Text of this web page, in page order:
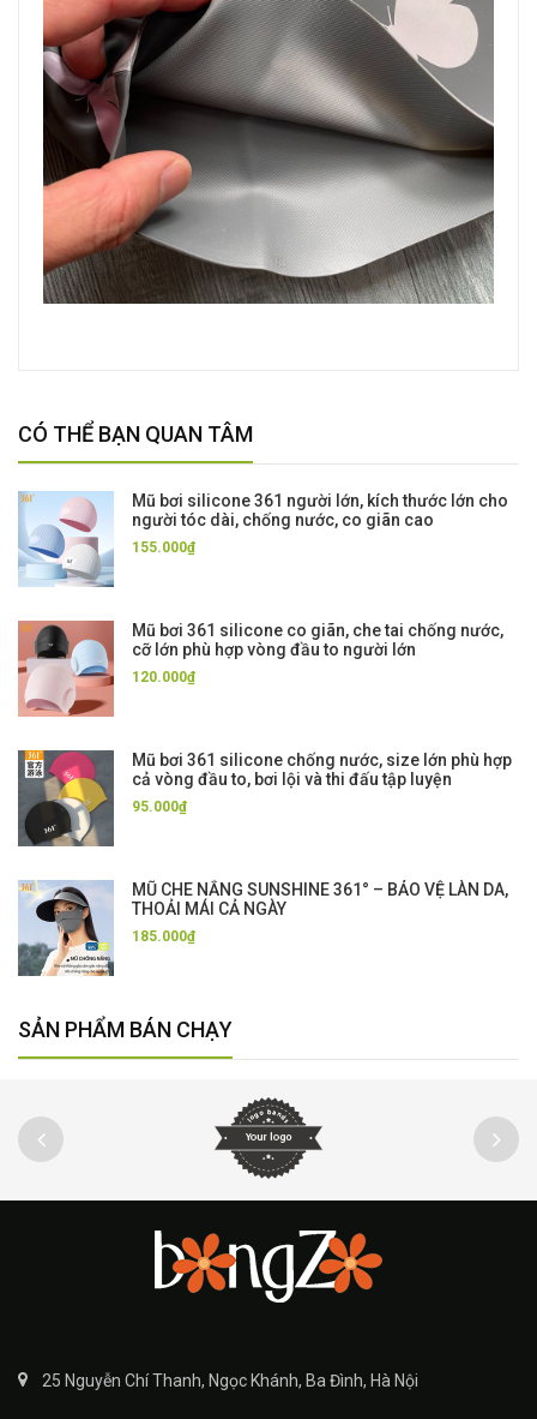
CÓ THỂ BẠN QUAN TÂM
Mũ bơi silicone 361 người lớn, kích thước lớn cho
người tóc dài, chống nước, co giãn cao
155.000₫
Mũ bơi 361 silicone co giãn, che tai chống nước,
cỡ lớn phù hợp vòng đầu to người lớn
120.000₫
Mũ bơi 361 silicone chống nước, size lớn phù hợp
cả vòng đầu to, bơi lội và thi đấu tập luyện
95.000₫
MŨ CHE NẮNG SUNSHINE 361° – BẢO VỆ LÀN DA,
THOẢI MÁI CẢ NGÀY
185.000₫
SẢN PHẨM BÁN CHẠY
25 Nguyễn Chí Thanh, Ngọc Khánh, Ba Đình, Hà Nội